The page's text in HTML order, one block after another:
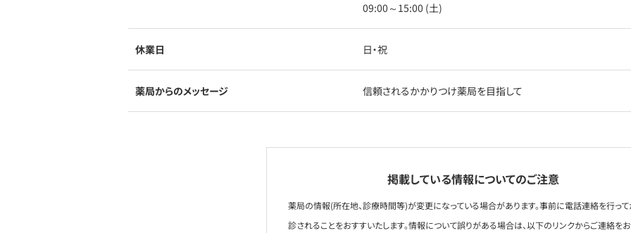
09:00～15:00 (土)
休業日 日・祝
薬局からのメッセージ 信頼されるかかりつけ薬局を目指して
掲載している情報についてのご注意
薬局の情報(所在地、診療時間等)が変更になっている場合があります。事前に電話連絡を行っ
診されることをおすすいたします。情報について誤りがある場合は、以下のリンクからご連絡を